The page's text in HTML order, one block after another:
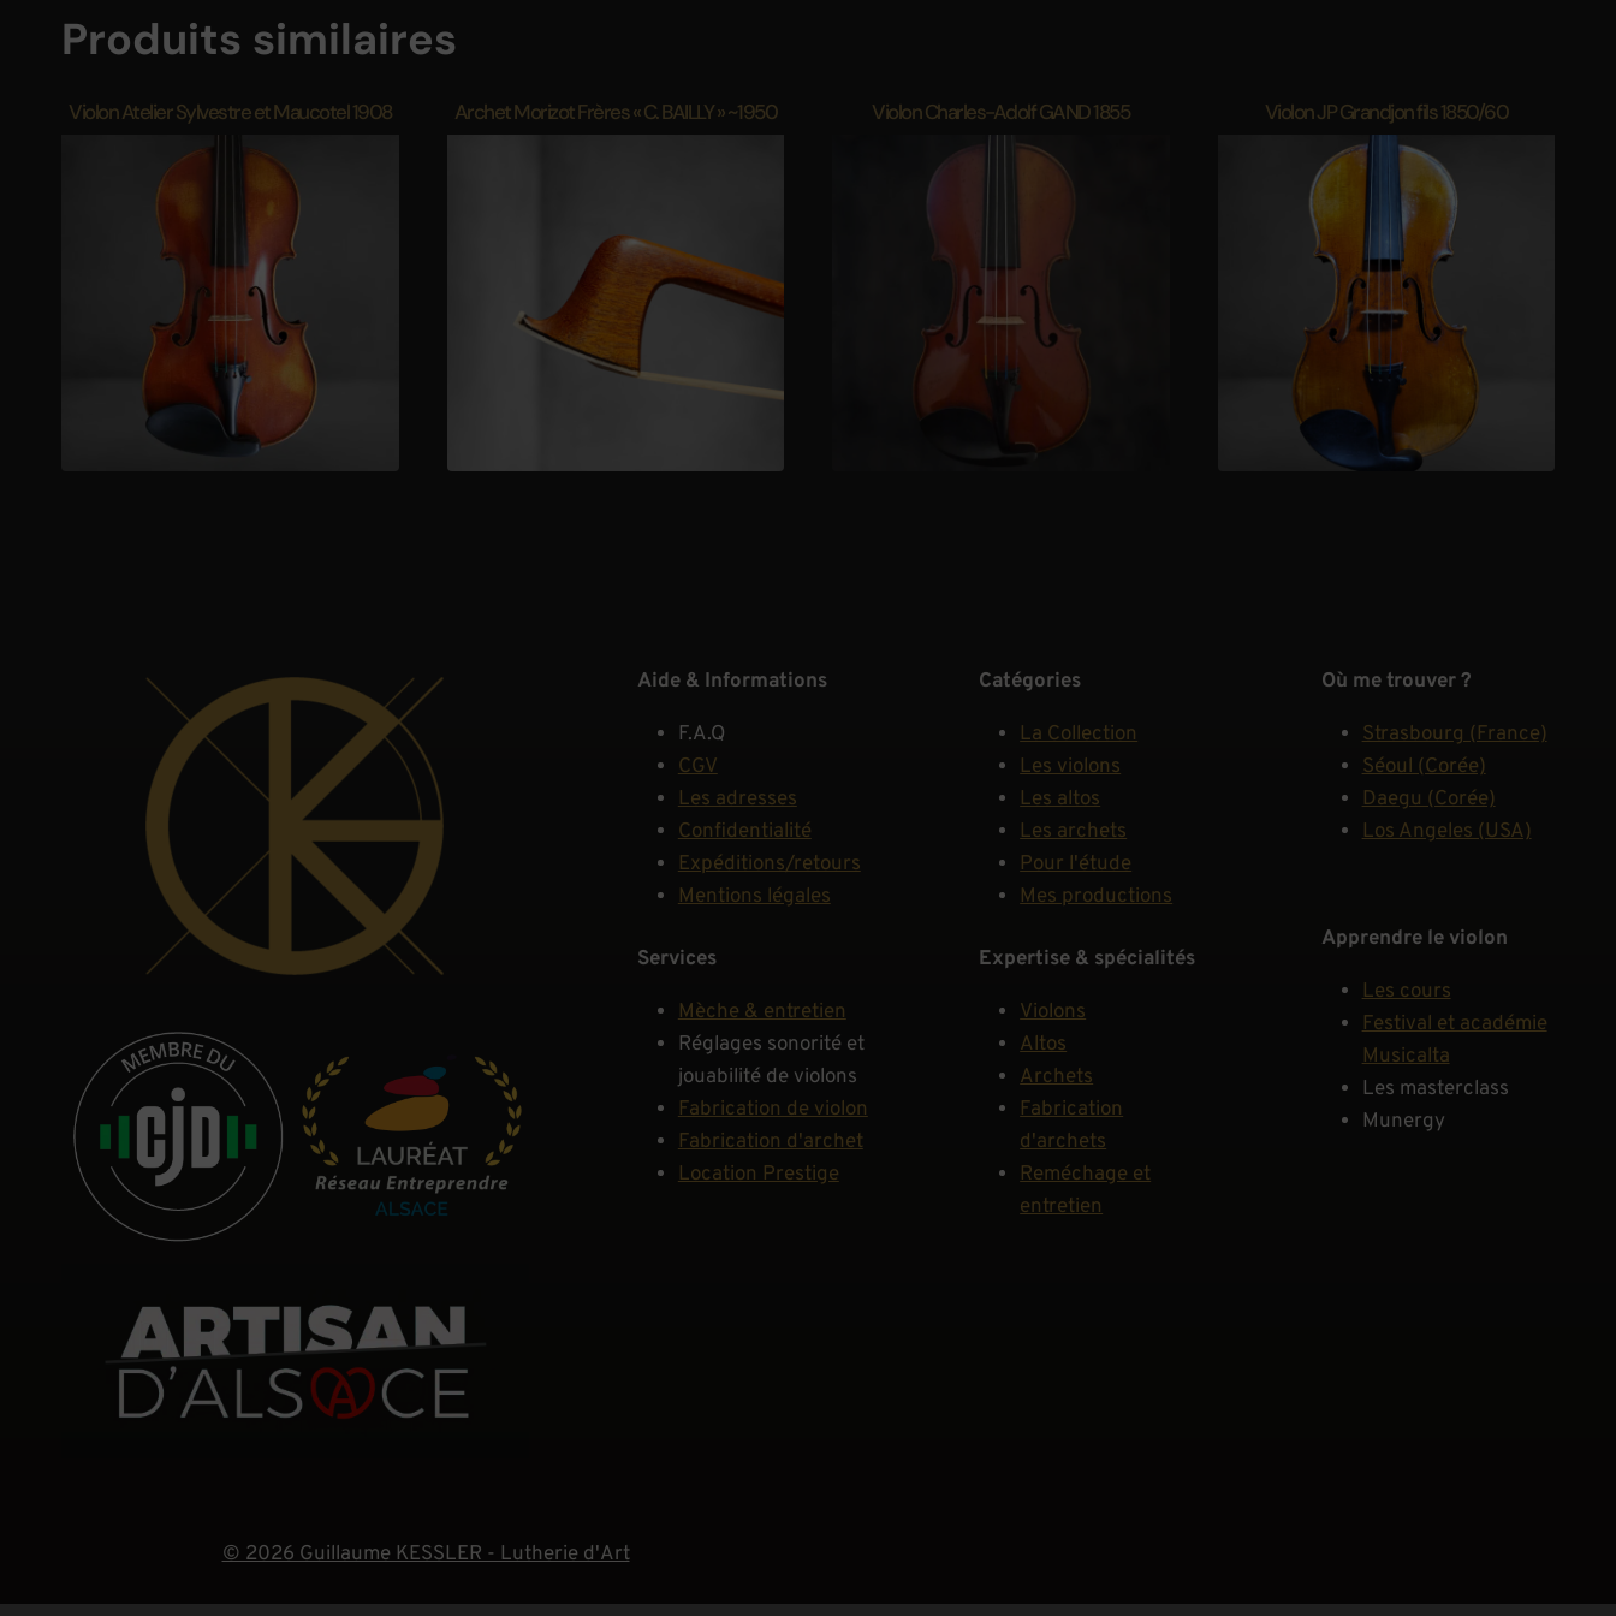
Produits similaires
Violon Atelier Sylvestre et Maucotel 1908 Archet Morizot Frères « C. BAILLY » ~1950 Violon Charles-Adolf GAND 1855 Violon JP Grandjon fils 1850/60
Aide & Informations
F.A.Q
CGV
Les adresses
Confidentialité
Expéditions/retours
Mentions légales
Services
Mèche & entretien
Réglages sonorité et
jouabilité de violons
Fabrication de violon
Fabrication d'archet
Location Prestige
Catégories
La Collection
Les violons
Les altos
Les archets
Pour l'étude
Mes productions
Expertise & spécialités
Violons
Altos
Archets
Fabrication
d'archets
Reméchage et
entretien
Où me trouver ?
Strasbourg (France)
Séoul (Corée)
Daegu (Corée)
Los Angeles (USA)
Apprendre le violon
Les cours
Festival et académie
Musicalta
Les masterclass
Munergy
© 2026 Guillaume KESSLER - Lutherie d'Art